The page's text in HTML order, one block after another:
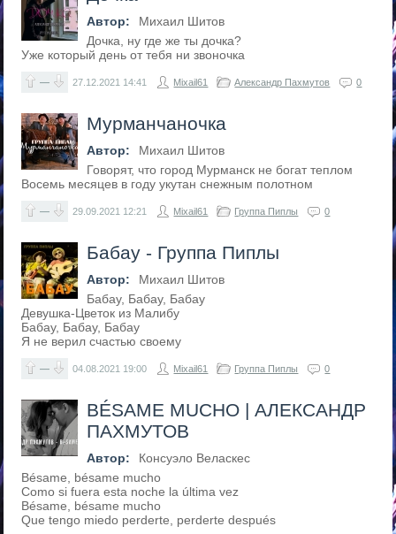
Автор:
Михаил Шитов
Дочка, ну где же ты дочка?
Уже который день от тебя ни звоночка
— 27.12.2021 14:41 Mixail61 Александр Пахмутов 0
Мурманчаночка
Автор:
Михаил Шитов
Говорят, что город Мурманск не богат теплом
Восемь месяцев в году укутан снежным полотном
— 29.09.2021 12:21 Mixail61 Группа Пиплы 0
Бабау - Группа Пиплы
Автор:
Михаил Шитов
Бабау, Бабау, Бабау
Девушка-Цветок из Малибу
Бабау, Бабау, Бабау
Я не верил счастью своему
— 04.08.2021 19:00 Mixail61 Группа Пиплы 0
BÉSAME MUCHO | АЛЕКСАНДР
ПАХМУТОВ
Автор:
Консуэло Веласкес
Bésame, bésame mucho
Como si fuera esta noche la última vez
Bésame, bésame mucho
Que tengo miedo perderte, perderte después